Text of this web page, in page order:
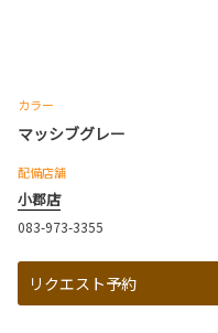
カラー
マッシブグレー
配備店舗
小郡店
083-973-3355
リクエスト予約